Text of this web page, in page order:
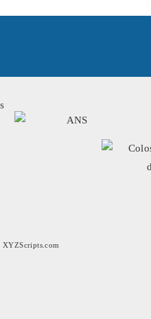
XYZScripts.com